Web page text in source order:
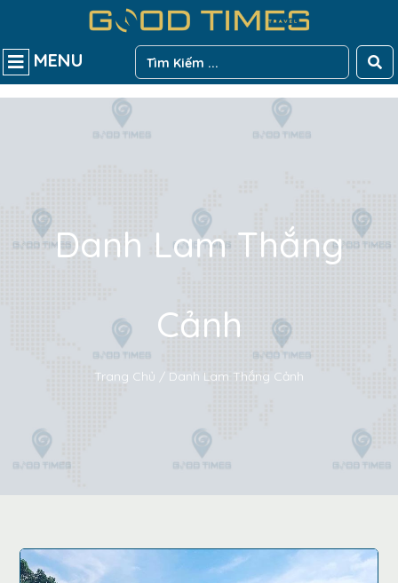
MENU
Danh Lam Thắng
Cảnh
Trang Chủ / Danh Lam Thắng Cảnh